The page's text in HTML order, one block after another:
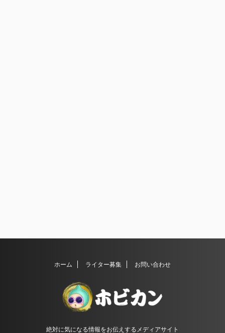
ホーム ライター募集 お問い合わせ
絶対に気になる情報をお伝えするメディアサイト